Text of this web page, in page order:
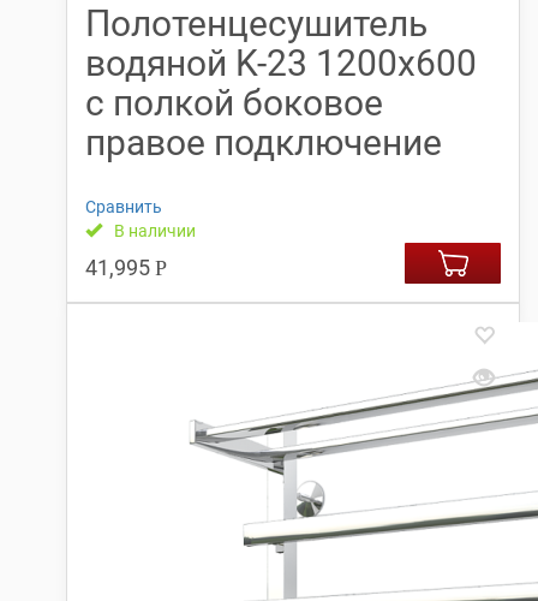
Полотенцесушитель
водяной K-23 1200х600
с полкой боковое
правое подключение
Сравнить
В наличии
41,995 Р